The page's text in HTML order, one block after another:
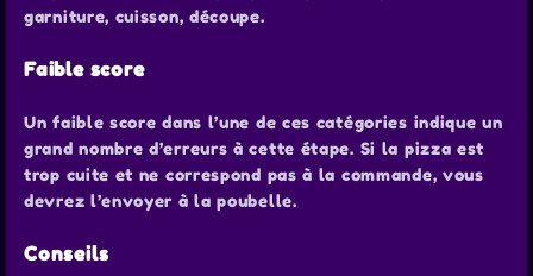
garniture, cuisson, découpe.
Faible score
Un faible score dans l’une de ces catégories indique un
grand nombre d’erreurs à cette étape. Si la pizza est
trop cuite et ne correspond pas à la commande, vous
devrez l’envoyer à la poubelle.
Conseils